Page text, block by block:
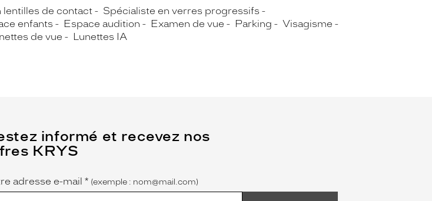
lentilles de contact
Spécialiste en verres progressifs
enfants Espace audition Examen de vue Parking
Visagisme
de vue Lunettes IA
informé et recevez nos
KRYS
adresse e-mail * (exemple : nom@mail.com)